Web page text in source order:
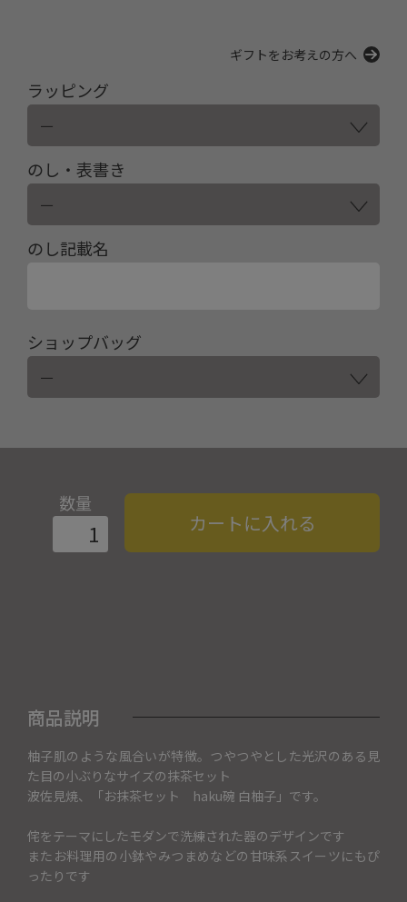
ギフトをお考えの方へ
ラッピング
のし・表書き
のし記載名
ショップバッグ
数量
カートに入れる
商品説明
柚子肌のような風合いが特徴。つやつやとした光沢のある見
た目の小ぶりなサイズの抹茶セット
波佐見焼、「お抹茶セット haku碗 白柚子」です。
侘をテーマにしたモダンで洗練された器のデザインです
またお料理用の小鉢やみつまめなどの甘味系スイーツにもぴ
ったりです